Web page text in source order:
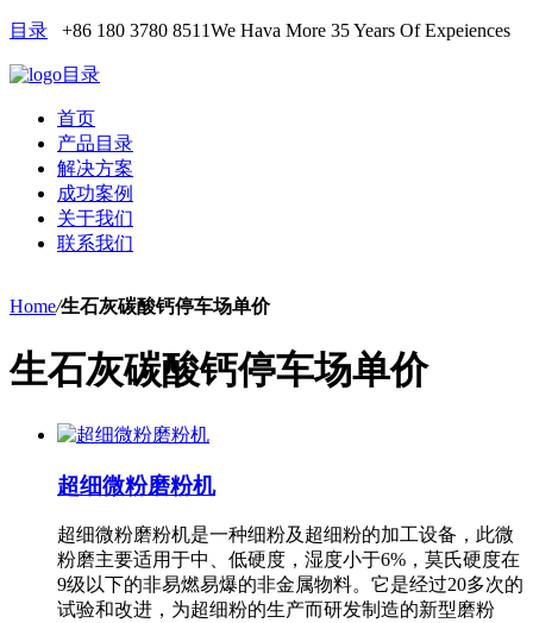
目录 +86 180 3780 8511We Hava More 35 Years Of Expeiences
目录
首页
产品目录
解决方案
成功案例
关于我们
联系我们
Home/生石灰碳酸钙停车场单价
生石灰碳酸钙停车场单价
超细微粉磨粉机
超细微粉磨粉机是一种细粉及超细粉的加工设备，此微
粉磨主要适用于中、低硬度，湿度小于6%，莫氏硬度在
9级以下的非易燃易爆的非金属物料。它是经过20多次的
试验和改进，为超细粉的生产而研发制造的新型磨粉